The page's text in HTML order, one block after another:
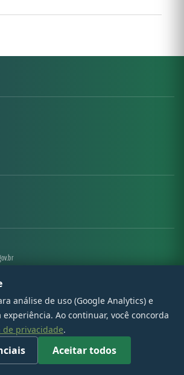
análise de uso (Google Analytics) e
Ao continuar, você concorda
de privacidade.
Aceitar todos